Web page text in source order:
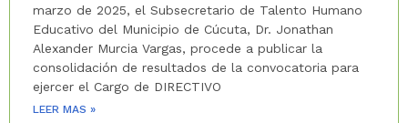
marzo de 2025, el Subsecretario de Talento Humano
Educativo del Municipio de Cúcuta, Dr. Jonathan
Alexander Murcia Vargas, procede a publicar la
consolidación de resultados de la convocatoria para
ejercer el Cargo de DIRECTIVO
LEER MAS »